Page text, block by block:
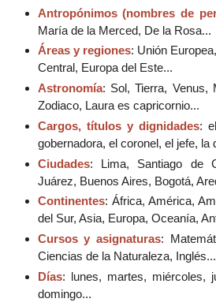
Antropónimos (nombres de
María de la Merced, De la Rosa...
Áreas y regiones: Unión
Central, Europa del Este...
Astronomía: Sol, Tierra, Venus,
Zodiaco, Laura es capricornio...
Cargos, títulos y dignidades:
gobernadora, el coronel, el jefe, la
Ciudades: Lima, Santiago de
Juárez, Buenos Aires, Bogotá,
Continentes: África, América,
del Sur, Asia, Europa, Oceanía,
Cursos y asignaturas:
Ciencias de la Naturaleza, Inglés...
Días: lunes, martes, miércoles,
domingo...